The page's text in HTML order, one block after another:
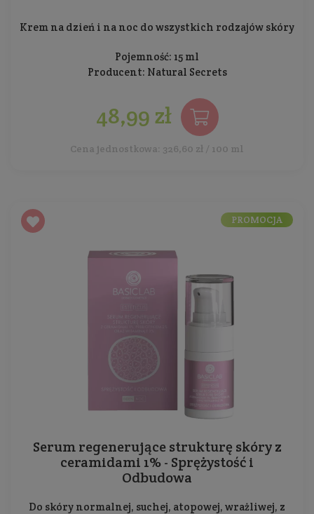
Krem na dzień i na noc do wszystkich rodzajów skóry
Pojemność: 15 ml
Producent: Natural Secrets
48,99 zł
Cena jednostkowa: 326,60 zł / 100 ml
Serum regenerujące strukturę skóry z
ceramidami 1% - Sprężystość i
Odbudowa
Do skóry normalnej, suchej, atopowej, wrażliwej, z
PROMOCJA